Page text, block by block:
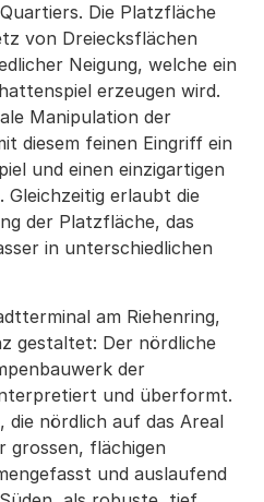
Die Platzfläche
von Dreiecksflächen
Neigung, welche ein
erzeugen wird.
Manipulation der
diesem feinen Eingriff ein
und einen einzigartigen
erlaubt die
der Platzfläche, das
in unterschiedlichen
am Riehenring,
gestaltet: Der nördliche
der
und überformt.
nördlich auf das Areal
grossen, flächigen
und auslaufend